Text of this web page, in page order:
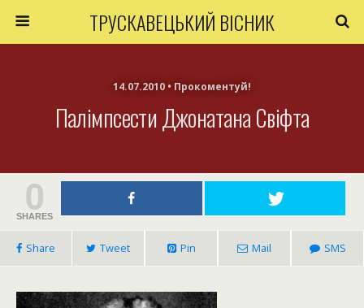
ТРУСКАВЕЦЬКИЙ ВІСНИК
14.07.2010 • Прокоментуй!
Палімпсести Джонатана Свіфта
0
SHARES
Share Tweet Pin Mail SMS